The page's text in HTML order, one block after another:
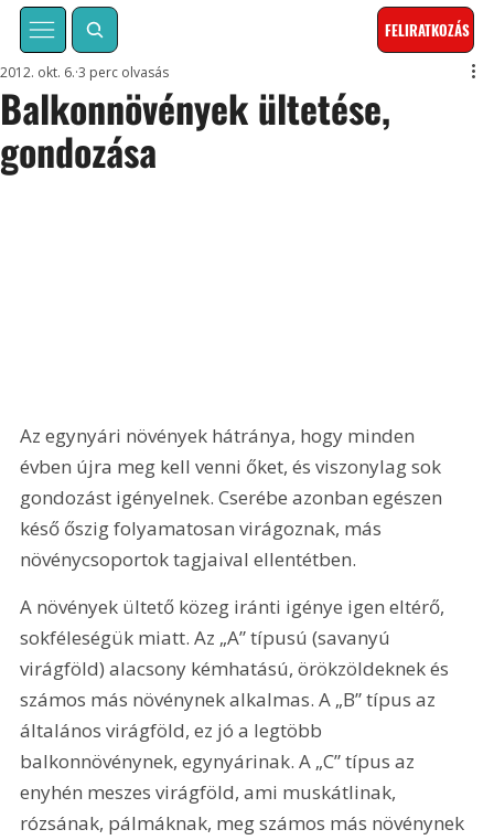
FELIRATKOZÁS
Balkonnövények ültetése,
gondozása
2012. okt. 6. 3 perc olvasás
Az egynyári növények hátránya, hogy minden
évben újra meg kell venni őket, és viszonylag sok
gondozást igényelnek. Cserébe azonban egészen
késő őszig folyamatosan virágoznak, más
növénycsoportok tagjaival ellentétben.
A növények ültető közeg iránti igénye igen eltérő,
sokféleségük miatt. Az „A” típusú (savanyú
virágföld) alacsony kémhatású, örökzöldeknek és
számos más növénynek alkalmas. A „B” típus az
általános virágföld, ez jó a legtöbb
balkonnövénynek, egynyárinak. A „C” típus az
enyhén meszes virágföld, ami muskátlinak,
rózsának, pálmáknak, meg számos más növénynek